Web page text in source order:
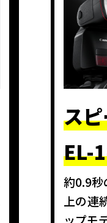
ス
EL-1
約0.9
上の連
ップモ